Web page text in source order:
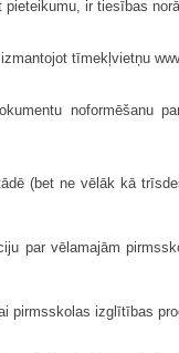
ir tiesības
tīmekļvietņu
noformēšanu
(bet ne vēlāk kā
par vēlamajām
pirmsskolas izglītības